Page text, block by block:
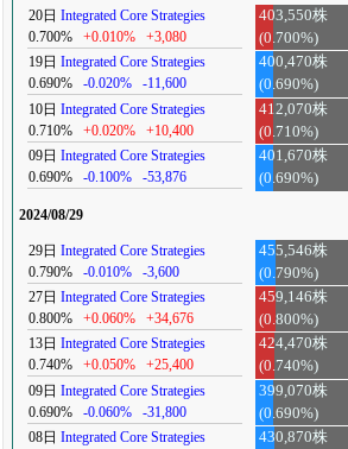
20日 Integrated Core Strategies
0.700%
+0.010% +3,080
403,550株
(0.700%)
19日 Integrated Core Strategies
0.690%
-0.020% -11,600
400,470株
(0.690%)
10日 Integrated Core Strategies
0.710%
+0.020% +10,400
412,070株
(0.710%)
09日 Integrated Core Strategies
0.690%
-0.100% -53,876
401,670株
(0.690%)
2024/08/29
29日 Integrated Core Strategies
0.790%
-0.010% -3,600
455,546株
(0.790%)
27日 Integrated Core Strategies
0.800%
+0.060% +34,676
459,146株
(0.800%)
13日 Integrated Core Strategies
0.740%
+0.050% +25,400
424,470株
(0.740%)
09日 Integrated Core Strategies
0.690%
-0.060% -31,800
399,070株
(0.690%)
08日 Integrated Core Strategies
430,870株